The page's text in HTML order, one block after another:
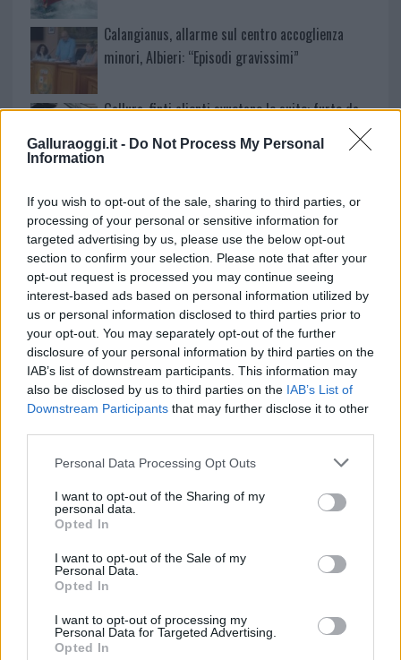
Galluraoggi.it - Do Not Process My Personal
Information
If you wish to opt-out of the sale, sharing to third parties, or
processing of your personal or sensitive information for
targeted advertising by us, please use the below opt-out
section to confirm your selection. Please note that after your
opt-out request is processed you may continue seeing
interest-based ads based on personal information utilized by
us or personal information disclosed to third parties prior to
your opt-out. You may separately opt-out of the further
disclosure of your personal information by third parties on the
IAB’s list of downstream participants. This information may
also be disclosed by us to third parties on the IAB’s List of
Downstream Participants that may further disclose it to other
Please note that this website/app uses one or more Google
not limited to your visit or usage behaviour. You may click to
grant or deny consent to Google and its third-party tags to
use your data for below specified purposes in below Google
consent section.
Personal Data Processing Opt Outs
I want to opt-out of the Sharing of my
personal data.
Opted In
I want to opt-out of the Sale of my
Personal Data.
Opted In
I want to opt-out of processing my
Personal Data for Targeted Advertising.
Opted In
Calangianus, allarme sul centro accoglienza
minori, Albieri: “Episodi gravissimi”
Gallura, finti clienti svuotano le suite: furto da
50mila nel resort
protagonisti
Test tunnel Olbia: rampe chiuse ancora fino a
fine agosto
Aggius conquista la classifica delle mete più
amate dell’estate 2026
NECROLOGIE
Mario Malu